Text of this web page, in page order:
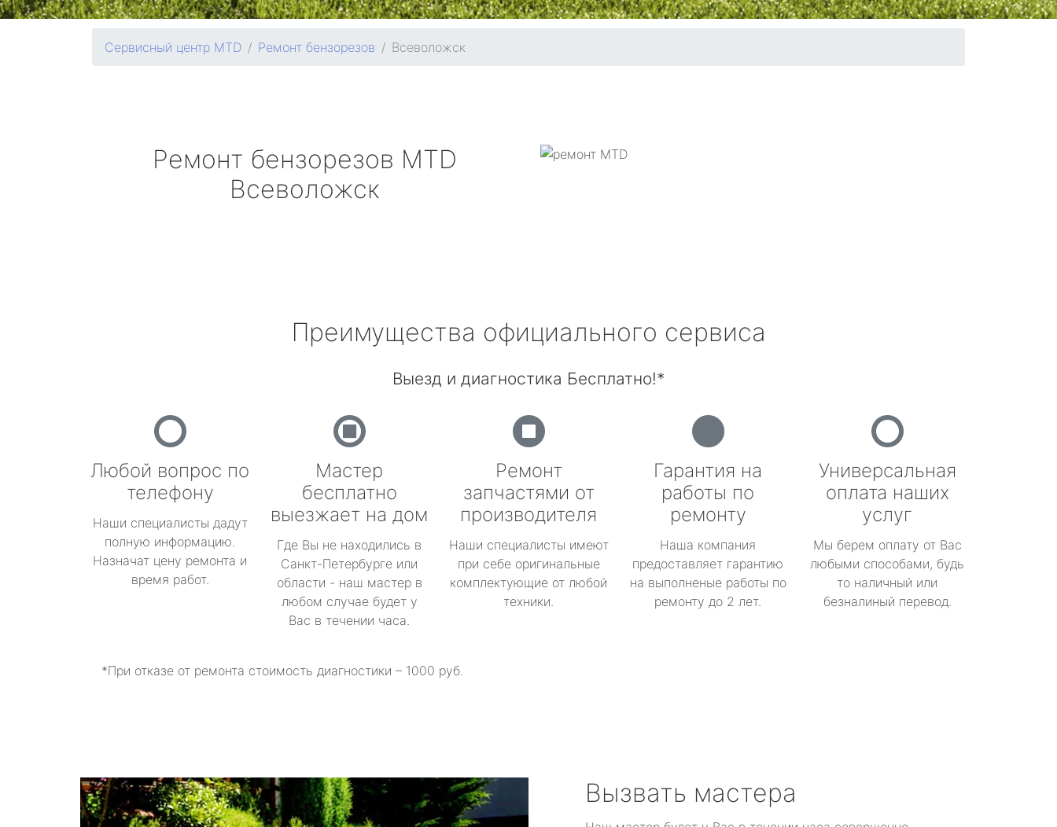
Сервисный центр MTD Ремонт бензорезов Всеволожск
Ремонт бензорезов MTD
Всеволожск
Преимущества официального сервиса
Выезд и диагностика Бесплатно!*
Любой вопрос по
телефону
Наши специалисты дадут
полную информацию.
Назначат цену ремонта и
время работ.
Мастер
бесплатно
выезжает на дом
Где Вы не находились в
Санкт-Петербурге или
области - наш мастер в
любом случае будет у
Вас в течении часа.
Ремонт
запчастями от
производителя
Наши специалисты имеют
при себе оригинальные
комплектующие от любой
техники.
Гарантия на
работы по
ремонту
Наша компания
предоставляет гарантию
на выполненые работы по
ремонту до 2 лет.
Универсальная
оплата наших
услуг
Мы берем оплату от Вас
любыми способами, будь
то наличный или
безналиный перевод.
*При отказе от ремонта стоимость диагностики – 1000 руб.
Вызвать мастера